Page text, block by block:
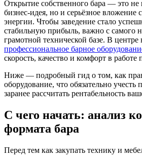
Открытие собственного бара — это не
бизнес-идея, но и серьёзное вложение
энергии. Чтобы заведение стало
стабильную прибыль, важно с самого
грамотной технической базе. В
профессиональное барное
скорость, качество и комфорт в работе
Ниже — подробный гид о том, как
оборудование, что обязательно учесть
заранее рассчитать рентабельность
С чего начать: анализ
формата бара
Перед тем как закупать технику и